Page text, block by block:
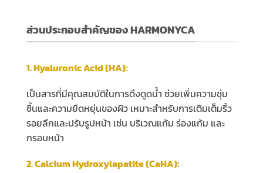
ส่วนประกอบสำคัญของ HARMONYCA
1. Hyaluronic Acid (HA):
เป็นสารที่มีคุณสมบัติในการดึงดูดน้ำ ช่วยเพิ่มความชุ่ม
ชื้นและความยืดหยุ่นของผิว เหมาะสำหรับการเติมเต็มริ้ว
รอยลึกและปรับรูปหน้า เช่น บริเวณแก้ม ร่องแก้ม และ
กรอบหน้า
2. Calcium Hydroxylapatite (CaHA):